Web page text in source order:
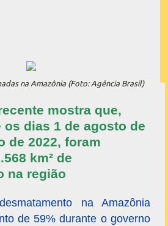
na Amazônia (Foto: Agência Brasil)
mostra que,
os dias 1 de agosto de
de 2022, foram
km² de
na região
na Amazônia
de 59% durante o governo